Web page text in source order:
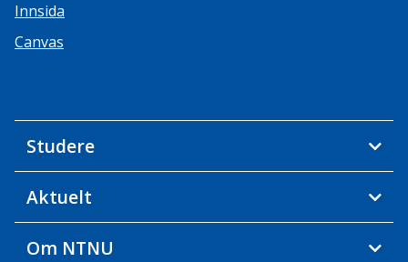
Innsida
Canvas
Studere
Aktuelt
Om NTNU